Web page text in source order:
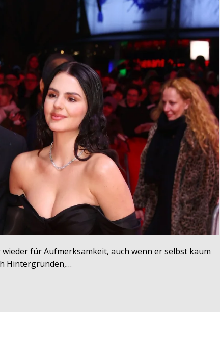
für Aufmerksamkeit, auch wenn er selbst kaum
Hintergründen,…